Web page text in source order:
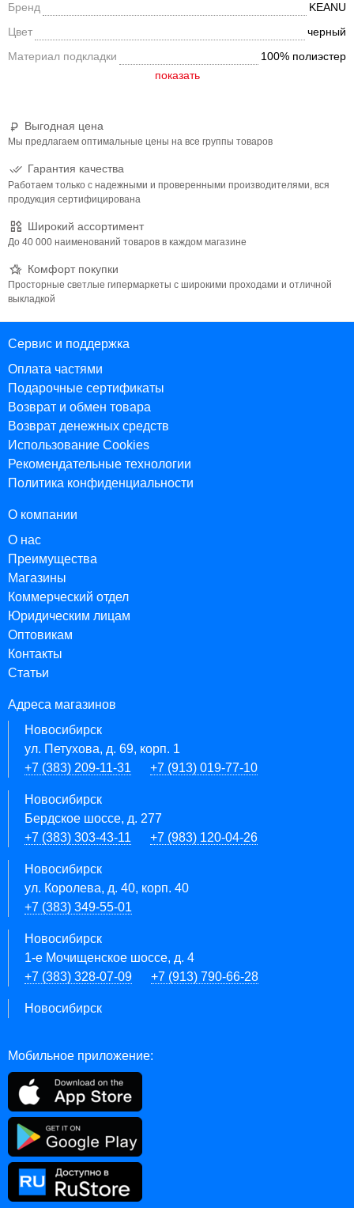
Стеганный мягкий подклад;
Рукав объемный, низ рукава с трикотажной манжетой;
Низ изделия на трикотажном поясе;
По переду, рукавам и спине стильные объемные нашивки и
Выгодная цена
Мы предлагаем оптимальные цены на все группы товаров
Гарантия качества
Работаем только с надежными и проверенными производителями, вся
продукция сертифицирована
Широкий ассортимент
До 40 000 наименований товаров в каждом магазине
Комфорт покупки
Просторные светлые гипермаркеты с широкими проходами и отличной
выкладкой
Бренд
KEANU
Цвет
черный
Материал подкладки
100% полиэстер
Сервис и поддержка
Оплата частями
Подарочные сертификаты
Возврат и обмен товара
Возврат денежных средств
Использование Cookies
Рекомендательные технологии
Политика конфиденциальности
О компании
О нас
Преимущества
Магазины
Коммерческий отдел
Юридическим лицам
Оптовикам
Контакты
Статьи
Адреса магазинов
Новосибирск
ул. Петухова, д. 69, корп. 1
+7 (383) 209-11-31
+7 (913) 019-77-10
Новосибирск
Бердское шоссе, д. 277
+7 (383) 303-43-11
+7 (983) 120-04-26
Новосибирск
ул. Королева, д. 40, корп. 40
+7 (383) 349-55-01
Новосибирск
1-е Мочищенское шоссе, д. 4
+7 (383) 328-07-09
+7 (913) 790-66-28
Новосибирск
Мобильное приложение: